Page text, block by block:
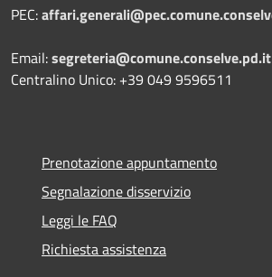
PEC:
Email:segreteria@comune.conselve.pd.it
Centralino Unico: +39 049 9596511
Prenotazione appuntamento
Segnalazione disservizio
Leggi le FAQ
Richiesta assistenza